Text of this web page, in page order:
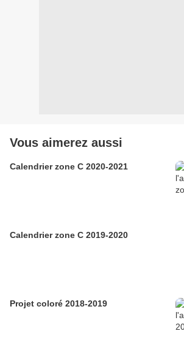
Vous aimerez aussi
Calendrier zone C 2020-2021
Calendrier zone C 2019-2020
Projet coloré 2018-2019